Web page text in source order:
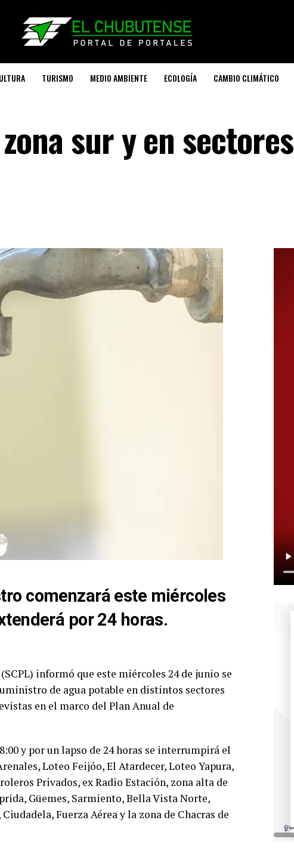
TURISMO MEDIO AMBIENTE ECOLOGÍA CAMBIO CLIMÁTICO
sur y en sectores
comenzará este miércoles
por 24 horas.
informó que este miércoles 24 de junio se
de agua potable en distintos sectores
en el marco del Plan Anual de
y por un lapso de 24 horas se interrumpirá el
Loteo Feijóo, El Atardecer, Loteo Yapura,
Privados, ex Radio Estación, zona alta de
Güemes, Sarmiento, Bella Vista Norte,
Fuerza Aérea y la zona de Chacras de